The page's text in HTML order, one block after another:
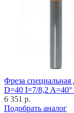
Фреза
D=40 I=7/8,2
6 351 р.
Подобрать аналог